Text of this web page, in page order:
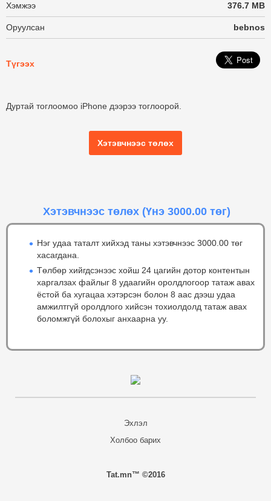
Хэмжээ 376.7 MB
Оруулсан bebnos
Түгээх
Дуртай тоглоомоо iPhone дээрээ тоглоорой.
Хэтэвчнээс төлөх
Хэтэвчнээс төлөх (Үнэ 3000.00 төг)
Нэг удаа таталт хийхэд таны хэтэвчнээс 3000.00 төг
хасагдана.
Төлбөр хийгдсэнээс хойш 24 цагийн дотор контентын
харгалзах файлыг 8 удаагийн оролдлогоор татаж авах
ёстой ба хугацаа хэтэрсэн болон 8 аас дээш удаа
амжилтгүй оролдлого хийсэн тохиолдолд татаж авах
боломжгүй болохыг анхаарна уу.
Эхлэл
Холбоо барих
Tat.mn™ ©2016